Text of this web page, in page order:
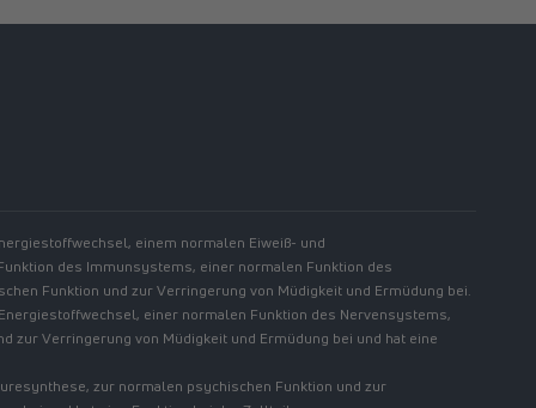
www.linkedin.com/showcase/spermidinelife
einem normalen Eiweiß- und
des Immunsystems, einer normalen Funktion des
Funktion und zur Verringerung von Müdigkeit und Ermüdung bei.
einer normalen Funktion des Nervensystems,
zur Verringerung von Müdigkeit und Ermüdung bei und hat eine
zur normalen psychischen Funktion und zur